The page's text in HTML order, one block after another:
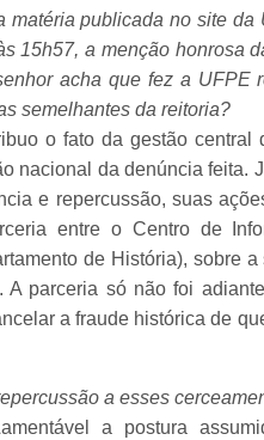
matéria publicada no site
15h57, a menção honrosa
acha que fez a
semelhantes da reitoria?
o fato da gestão
nacional da denúncia feita.
e repercussão, suas
entre o Centro de
de História), sobre
A parceria só não foi
a fraude histórica de
a esses
a postura